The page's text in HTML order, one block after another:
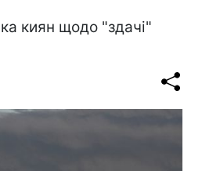
киян щодо "здачі"